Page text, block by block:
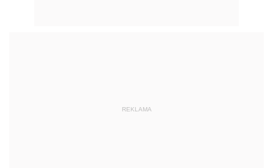
REKLAMA